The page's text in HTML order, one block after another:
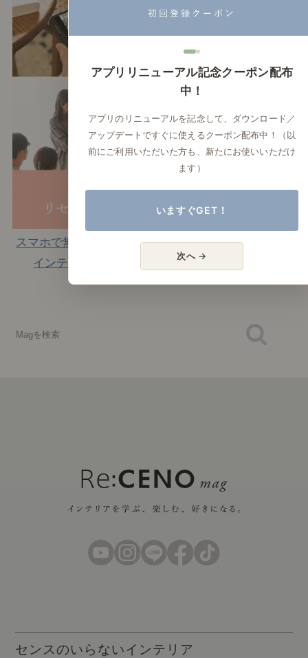
スマホで無料で学べる｜
インテリアの学校
店舗のご案内
センスのいらないインテリア
アプリリニューアル記念クーポン配布
中！
アプリのリニューアルを記念して、ダウンロード／
アップデートですぐに使えるクーポン配布中！（以
前にご利用いただいた方も、新たにお使いいただけ
ます）
いますぐGET！
次へ →